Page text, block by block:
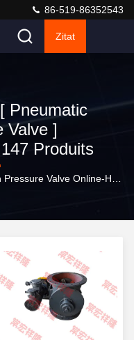
86-519-86352543
Zitat
Pneumatic
Valve ]
Produits